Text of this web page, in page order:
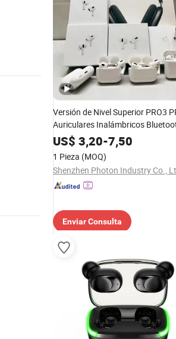
Versión de Nivel Superior PRO3
Auriculares Inalámbricos
Auriculares Estéreo Air PRO Max 2
Pods Accesorios para Teléfonos
US$ 3,20-7,50
1 Pieza (MOQ)
Shenzhen Photon Industry Co.,
Enviar Consulta